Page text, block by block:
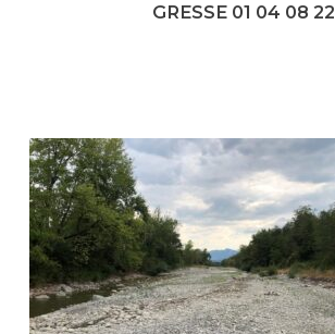
GRESSE 01 04 08 22